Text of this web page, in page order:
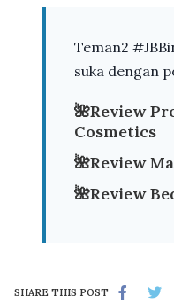
Teman2
suka dengan
🌺Review
Cosmetics
🌺Review
🌺Review
SHARE THIS POST